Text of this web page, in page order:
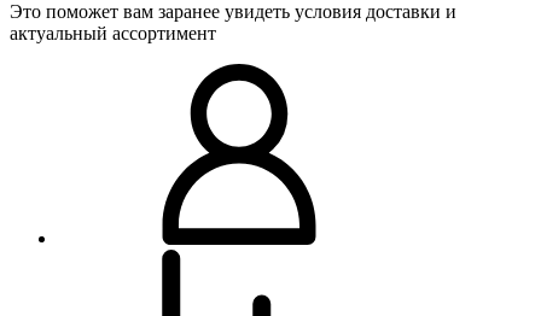
Это поможет вам заранее увидеть условия доставки и
актуальный ассортимент